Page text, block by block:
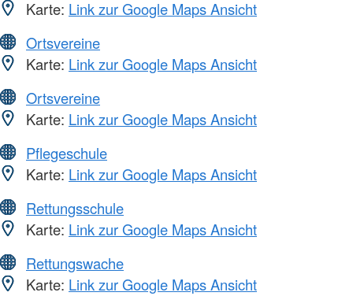
Karte: Link zur Google Maps Ansicht
Ortsvereine
Karte: Link zur Google Maps Ansicht
Ortsvereine
Karte: Link zur Google Maps Ansicht
Pflegeschule
Karte: Link zur Google Maps Ansicht
Rettungsschule
Karte: Link zur Google Maps Ansicht
Rettungswache
Karte: Link zur Google Maps Ansicht